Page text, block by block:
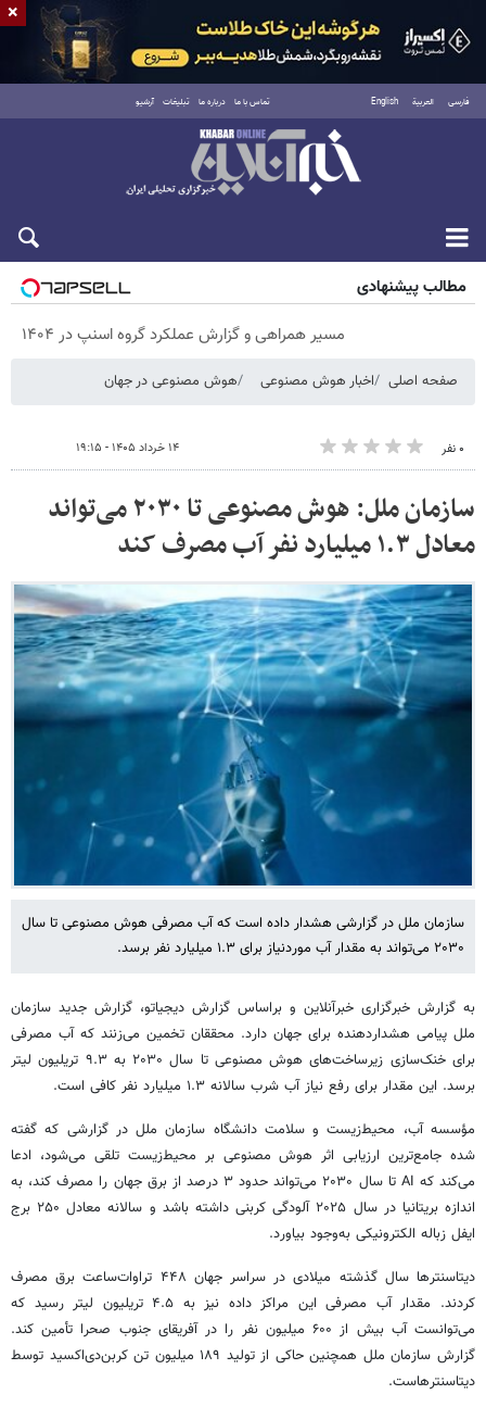
فارسی العربية English تماس با ما درباره ما تبلیغات آرشیو
جمعه ۱۶ مرداد ۱۴۰۵
مطالب پیشنهادی
مسیر همراهی و گزارش عملکرد گروه اسنپ در ۱۴۰۴
صفحه اصلی اخبار هوش مصنوعی هوش مصنوعی در جهان
۰ نفر ۱۴ خرداد ۱۴۰۵ - ۱۹:۱۵
سازمان ملل: هوش مصنوعی تا ۲۰۳۰ می‌تواند
معادل ۱.۳ میلیارد نفر آب مصرف کند
سازمان ملل در گزارشی هشدار داده است که آب مصرفی هوش مصنوعی تا سال
۲۰۳۰ می‌تواند به مقدار آب موردنیاز برای ۱.۳ میلیارد نفر برسد.
به گزارش خبرگزاری خبرآنلاین و براساس گزارش دیجیاتو، گزارش جدید سازمان
ملل پیامی هشداردهنده برای جهان دارد. محققان تخمین می‌زنند که آب مصرفی
برای خنک‌سازی زیرساخت‌های هوش مصنوعی تا سال ۲۰۳۰ به ۹.۳ تریلیون لیتر
برسد. این مقدار برای رفع نیاز آب شرب سالانه ۱.۳ میلیارد نفر کافی است.
مؤسسه آب، محیط‌زیست و سلامت دانشگاه سازمان ملل در گزارشی که گفته
شده جامع‌ترین ارزیابی اثر هوش مصنوعی بر محیط‌زیست تلقی می‌شود، ادعا
می‌کند که AI تا سال ۲۰۳۰ می‌تواند حدود ۳ درصد از برق جهان را مصرف کند، به
اندازه بریتانیا در سال ۲۰۲۵ آلودگی کربنی داشته باشد و سالانه معادل ۲۵۰ برج
ایفل زباله الکترونیکی به‌وجود بیاورد.
دیتاسنترها سال گذشته میلادی در سراسر جهان ۴۴۸ تراوات‌ساعت برق مصرف
کردند. مقدار آب مصرفی این مراکز داده نیز به ۴.۵ تریلیون لیتر رسید که
می‌توانست آب بیش از ۶۰۰ میلیون نفر را در آفریقای جنوب صحرا تأمین کند.
گزارش سازمان ملل همچنین حاکی از تولید ۱۸۹ میلیون تن کربن‌دی‌اکسید توسط
دیتاسنترهاست.
×